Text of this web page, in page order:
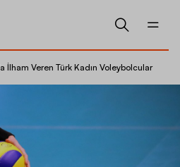
İlham Veren Türk Kadın Voleybolcular